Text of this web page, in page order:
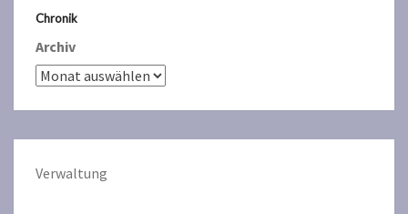
Chronik
Archiv
Verwaltung